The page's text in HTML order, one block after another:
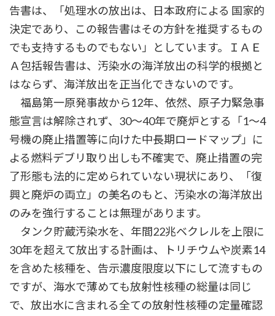
告書は、「処理水の放出は、日本政府による 国家的
決定であり、この報告書はその方針を推奨するもの
でも支持するものでもない」としています。ＩＡＥ
Ａ包括報告書は、汚染水の海洋放出の科学的根拠と
はならず、海洋放出を正当化できないのです。
福島第一原発事故から12年、依然、原子力緊急事
態宣言は解除されず、30〜40年で廃炉とする「1～4
号機の廃止措置等に向けた中長期ロードマップ」に
よる燃料デブリ取り出しも不確実で、廃止措置の完
了形態も法的に定められていない現状にあり、「復
興と廃炉の両立」の美名のもと、汚染水の海洋放出
のみを強行することは無理があります。
タンク貯蔵汚染水を、年間22兆ベクレルを上限に
30年を超えて放出する計画は、トリチウムや炭素14
を含めた核種を、告示濃度限度以下にして流すもの
ですが、海水で薄めても放射性核種の総量は同じ
で、放出水に含まれる全ての放射性核種の定量確認